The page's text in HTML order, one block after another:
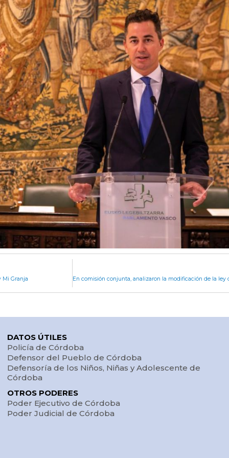
Mi Granja
DATOS ÚTILES
Policía de Córdoba
Defensor del Pueblo de Córdoba
Defensoría de los Niños, Niñas y Adolescente de
Córdoba
OTROS PODERES
Poder Ejecutivo de Córdoba
Poder Judicial de Córdoba